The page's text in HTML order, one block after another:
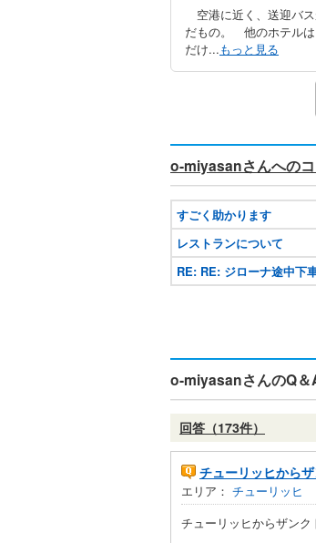
空港に近く、送迎バ
だもの。 他のホテル
だけ...もっと見る
o-miyasanさんへの
すごく助かります
レストランについて
RE: RE: ジローナ途中下
o-miyasanさんのQ＆
回答（173件）
チューリッヒから
エリア： チューリッヒ
チューリッヒからザンク